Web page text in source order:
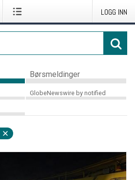
LOGG INN
Børsmeldinger
GlobeNewswire by notified